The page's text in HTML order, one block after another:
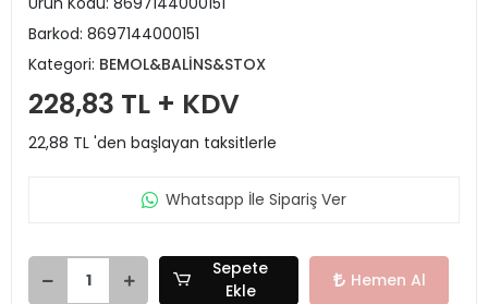
Barkod: 8697144000151
Kategori: BEMOL&BALİNS&STOX
228,83 TL + KDV
22,88 TL 'den başlayan taksitlerle
Whatsapp İle Sipariş Ver
Sepete
Ekle
Hemen Al